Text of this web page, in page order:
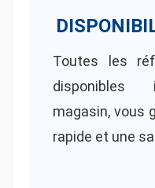
Toutes les
disponibles
magasin, vous
rapide et une